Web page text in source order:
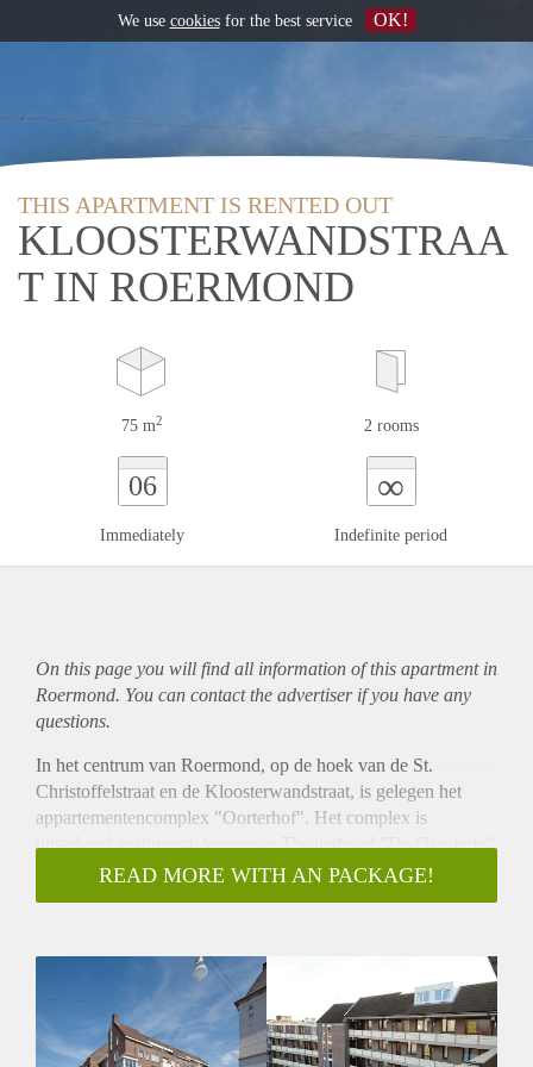
THIS APARTMENT IS RENTED OUT
KLOOSTERWANDSTRAA
T IN ROERMOND
75 m2 2 rooms
06
Immediately
∞
Indefinite period
On this page you will find all information of this apartmentin
Roermond. You can contact the advertiser if you have any
questions.
In het centrum van Roermond, op de hoek van de St.
Christoffelstraat en de Kloosterwandstraat, is gelegen het
appartementencomplex "Oorterhof". Het complex is
uitstekend gesitueerd, tegenover Theaterhotel "De Oranjerie"
nabij alle winkels welke het gezellige stadscentrum van
Roermond rijk is. Op nog geen 2 minuten lopen bereikt u al
woonlocatie midden in het centrum van Roermond voor
zowel jong als oud!
Het complex telt twee ingangen; één op de
Kloosterwandstraat en één op de St. Christoffelstraat. Hier
READ MORE WITH AN PACKAGE!
We use cookiesfor the best service OK!